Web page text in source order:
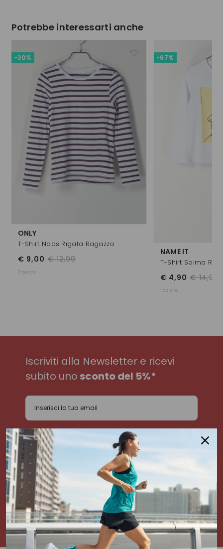
Potrebbe interessarti anche
ONLY
T-Shirt Noos Rigata Ragazza
€ 12,99
€ 9,00
-30%
3 colori
NAME IT
T-Shirt Saima
€ 14,99
€ 4,90
-67%
1 colore
Iscriviti alla Newsletter e ricevi
subito unosconto del 5%*
*Il codice sconto NON è applicabile sui prodotti già scontati e
sulla categoria Attrezzatura
Dichiaro di aver letto e accettato l'informativa
privacy
Inserendo il tuo indirizzo e-mail, acconsenti a ricevere la newsletter di Sport85. Per
maggiori informazioni consulta la nostra Informativa a tutela della privacy.
ISCRIVITI